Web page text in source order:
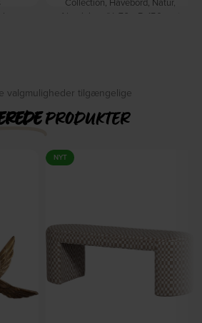
Aluminium (H: 76 x B: 150 cm.)
valgmuligheder tilgængelige
PRODUKTER
NYT